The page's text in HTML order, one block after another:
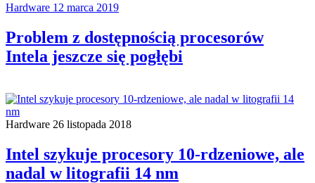
Hardware 12 marca 2019
Problem z dostępnością procesorów
Intela jeszcze się pogłębi
Hardware 26 listopada 2018
Intel szykuje procesory 10-rdzeniowe, ale
nadal w litografii 14 nm